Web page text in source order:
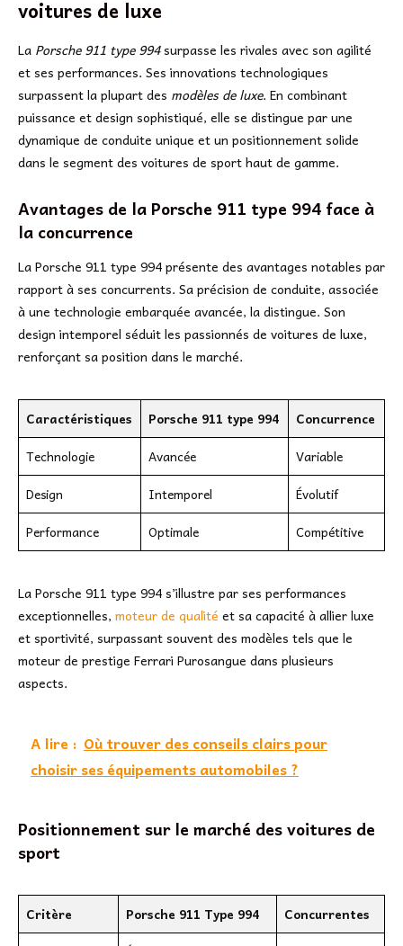
voitures de luxe
La Porsche 911 type 994surpasse les rivales avec son agilité
et ses performances. Ses innovations technologiques
surpassent la plupart des modèles de luxe. En combinant
puissance et design sophistiqué, elle se distingue par une
dynamique de conduite unique et un positionnement solide
dans le segment des voitures de sport haut de gamme.
Avantages de la Porsche 911 type 994 face à
la concurrence
La Porsche 911 type 994 présente des avantages notables par
rapport à ses concurrents. Sa précision de conduite, associée
à une technologie embarquée avancée, la distingue. Son
design intemporel séduit les passionnés de voitures de luxe,
renforçant sa position dans le marché.
Caractéristiques Porsche 911 type 994
Concurrence
Technologie
Avancée
Variable
Design
Intemporel
Évolutif
Performance
Optimale Compétitive
La Porsche 911 type 994 s’illustre par ses performances
exceptionnelles, moteur de qualité et sa capacité à allier luxe
et sportivité, surpassant souvent des modèles tels que le
moteur de prestige Ferrari Purosangue dans plusieurs
aspects.
A lire : Où trouver des conseils clairs pour
choisir ses équipements automobiles ?
Positionnement sur le marché des voitures de
sport
Critère Porsche 911 Type 994
Concurrentes